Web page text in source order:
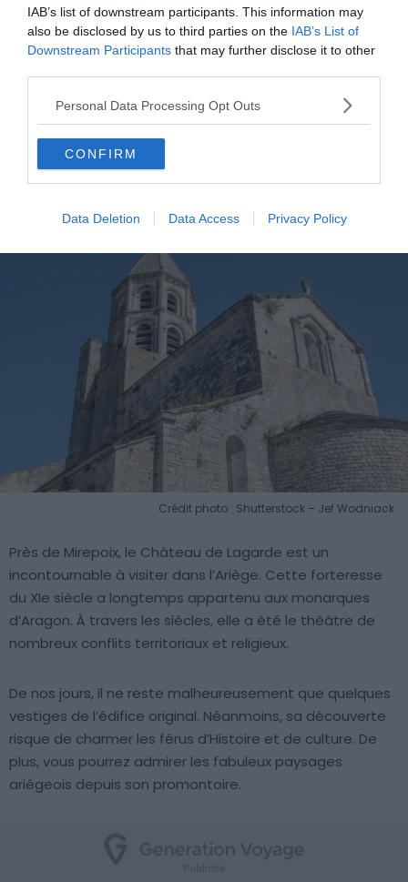
IAB’s list of downstream participants. This information may
also be disclosed by us to third parties on the IAB’s List of
Downstream Participants that may further disclose it to other
Personal Data Processing Opt Outs
CONFIRM
Data Deletion Data Access Privacy Policy
10 choses incontournables à faire à Ax-les-Thermes
Les 16 plus beaux villages d'Ariège
l'architecture des Pyrénées
8. Le Château de Lagarde
Crédit photo : Shutterstock – Jef Wodniack
Près de Mirepoix, le Château de Lagarde est un
incontournable à visiter dans l’Ariège. Cette forteresse
du XIe siècle a longtemps appartenu aux monarques
d’Aragon. À travers les siècles, elle a été le théâtre de
nombreux conflits territoriaux et religieux.
De nos jours, il ne reste malheureusement que quelques
vestiges de l’édifice original. Néanmoins, sa découverte
risque de charmer les férus d’Histoire et de culture. De
plus, vous pourrez admirer les fabuleux paysages
ariégeois depuis son promontoire.